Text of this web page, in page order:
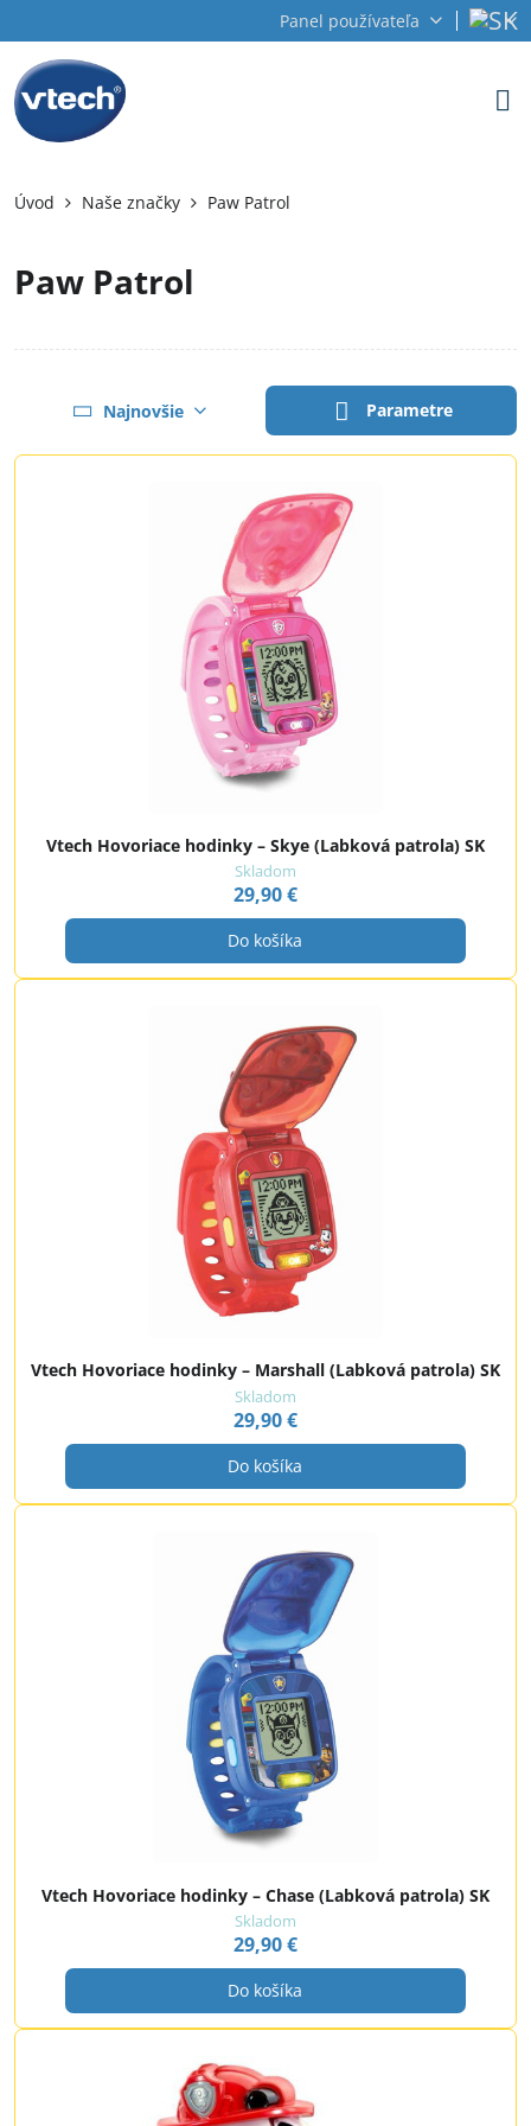
Panel používateľa
Úvod Naše značky Paw Patrol
Paw Patrol
Najnovšie Parametre
Vtech Hovoriace hodinky – Skye (Labková patrola) SK
Skladom
29,90 €
Do košíka
Vtech Hovoriace hodinky – Marshall (Labková patrola) SK
Skladom
29,90 €
Do košíka
Vtech Hovoriace hodinky – Chase (Labková patrola) SK
Skladom
29,90 €
Do košíka